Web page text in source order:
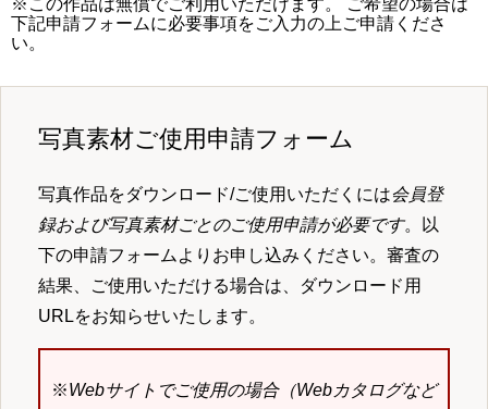
下記申請フォームに必要事項をご入力の上ご申請くださ
い。
写真素材ご使用申請フォーム
写真作品をダウンロード/ご使用いただくには会員登
録および写真素材ごとのご使用申請が必要です。以
下の申請フォームよりお申し込みください。審査の
結果、ご使用いただける場合は、ダウンロード用
URLをお知らせいたします。
※Webサイトでご使用の場合（Webカタログなど